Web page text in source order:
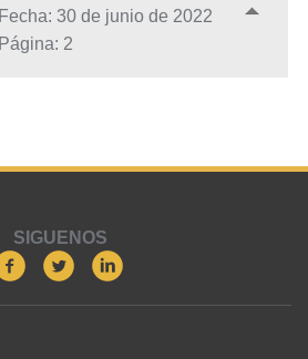
Fecha: 30 de junio de 2022
Página: 2
SIGUENOS